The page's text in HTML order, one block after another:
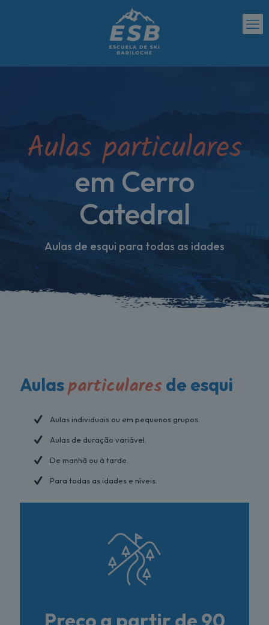
Aulas particulares
em Cerro
Catedral
Aulas de esqui para todas as idades
Aulasparticularesde esqui
Aulas individuais ou em pequenos grupos.
Aulas de duração variável.
De manhã ou à tarde.
Para todas as idades e níveis.
Preço a partir de 90